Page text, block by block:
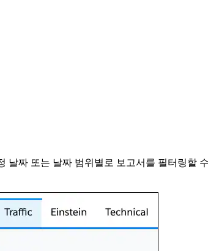
날짜 또는 날짜 범위별로 보고서를 필터링할